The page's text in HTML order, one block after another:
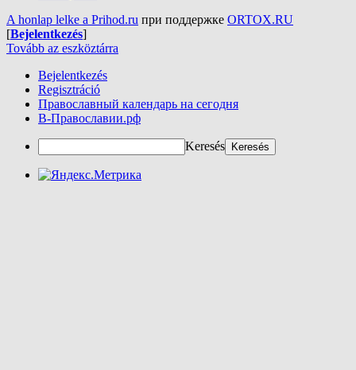
A honlap lelke a Prihod.ru при поддержке ORTOX.RU
[Bejelentkezés]
Tovább az eszköztárra
Bejelentkezés
Regisztráció
Православный календарь на сегодня
В-Православии.рф
Keresés